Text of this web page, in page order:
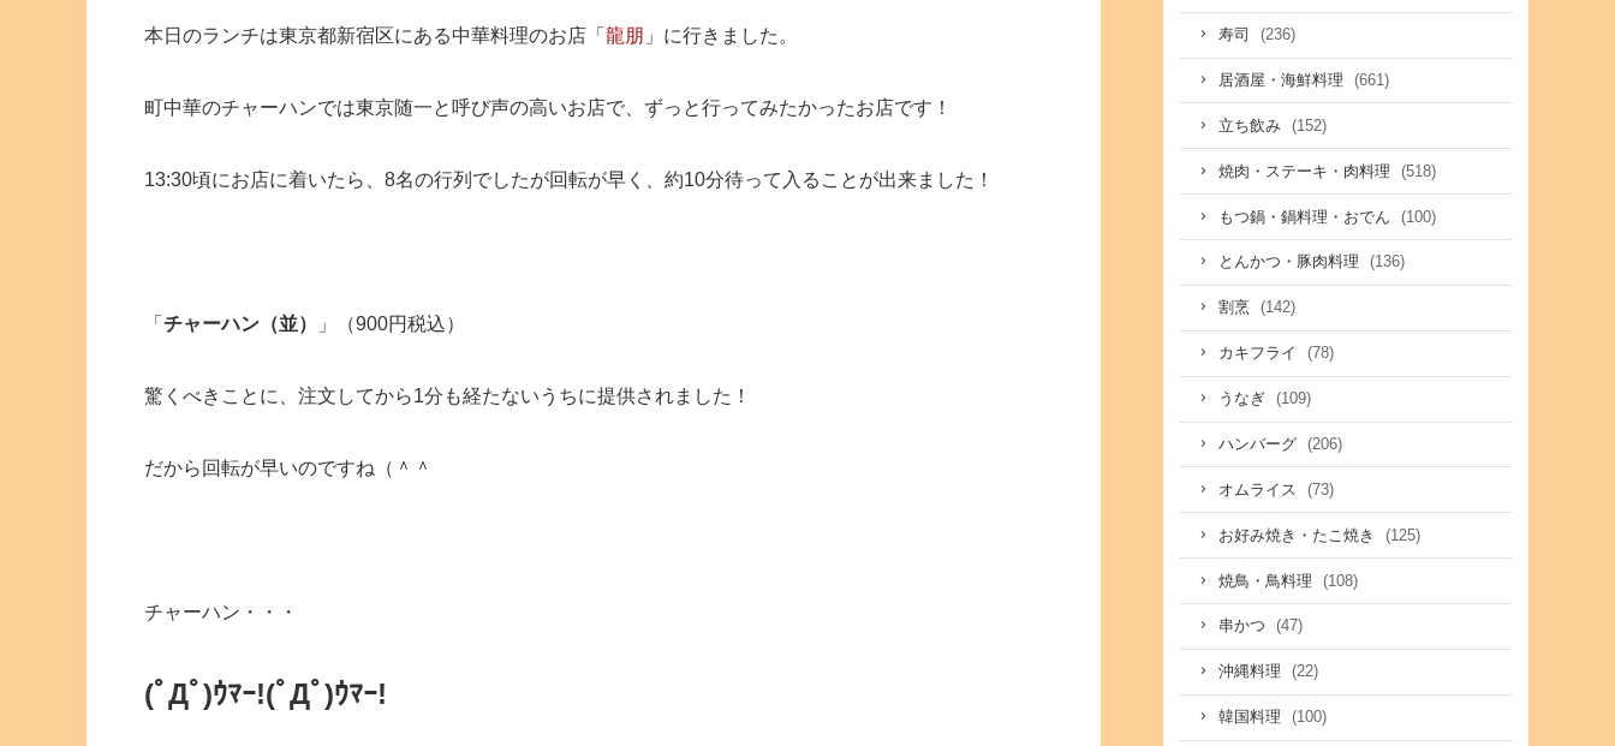
本日のランチは東京都新宿区にある中華料理のお店「 龍朋 」に行きました。
町中華のチャーハンでは東京随一と呼び声の高いお店で、ずっと行ってみたかったお店です！
13:30頃にお店に着いたら、8名の行列でしたが回転が早く、約10分待って入ることが出来ました！
「 チャーハン（並） 」（900円税込）
驚くべきことに、注文してから1分も経たないうちに提供されました！
だから回転が早いのですね（＾＾
チャーハン・・・
(ﾟДﾟ)ｳﾏｰ!(ﾟДﾟ)ｳﾏｰ!
寿司 (236)
居酒屋・海鮮料理 (661)
立ち飲み (152)
焼肉・ステーキ・肉料理 (518)
もつ鍋・鍋料理・おでん (100)
とんかつ・豚肉料理 (136)
割烹 (142)
カキフライ (78)
うなぎ (109)
ハンバーグ (206)
オムライス (73)
お好み焼き・たこ焼き (125)
焼鳥・鳥料理 (108)
串かつ (47)
沖縄料理 (22)
韓国料理 (100)